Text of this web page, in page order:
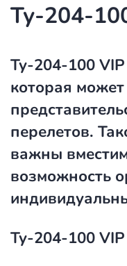
Ту-204-
Ту-204-100 VIP
которая
перелетов.
важны
возможность
Ту-204-100